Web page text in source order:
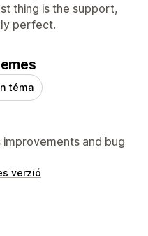
thing is the support,
perfect.
téma
and bug
verzió